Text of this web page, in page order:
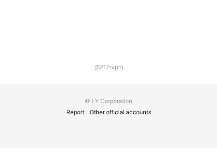
@212rvphj
© LY Corporation
Report
Other official accounts